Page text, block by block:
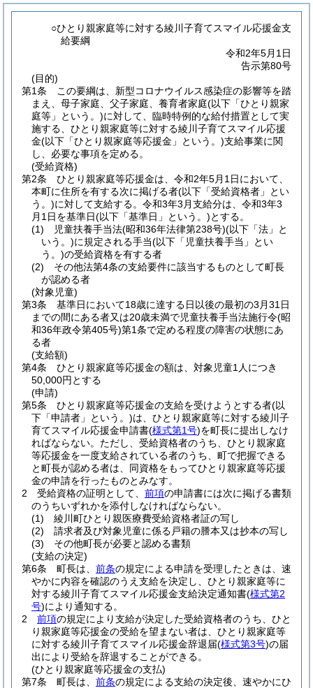
○ひとり親家庭等に対する綾川子育てスマイル応援金支
給要綱
令和2年5月1日
告示第80号
(目的)
第1条
この要綱は、新型コロナウイルス感染症の影響等を踏
まえ、母子家庭、父子家庭、養育者家庭(以下「ひとり親家
庭等」という。)に対して、臨時特例的な給付措置として実
施する、ひとり親家庭等に対する綾川子育てスマイル応援
金(以下「ひとり親家庭等応援金」という。)支給事業に関
し、必要な事項を定める。
(受給資格)
第2条
ひとり親家庭等応援金は、令和2年5月1日において、
本町に住所を有する次に掲げる者(以下「受給資格者」とい
う。)に対して支給する。 令和3年3月支給分は、令和3年3
月1日を基準日(以下「基準日」という。)とする。
(1)
児童扶養手当法(昭和36年法律第238号)(以下「法」と
いう。)に規定される手当(以下「児童扶養手当」とい
う。)の受給資格を有する者
(2)
その他法第4条の支給要件に該当するものとして町長
が認める者
(対象児童)
第3条
基準日において18歳に達する日以後の最初の3月31日
までの間にある者又は20歳未満で児童扶養手当法施行令(昭
和36年政令第405号)第1条で定める程度の障害の状態にあ
る者
(支給額)
第4条
ひとり親家庭等応援金の額は、対象児童1人につき
50,000円とする
(申請)
第5条
ひとり親家庭等応援金の支給を受けようとする者(以
下「申請者」という。)は、ひとり親家庭等に対する綾川子
育てスマイル応援金申請書(様式第1号)を町長に提出しなけ
ればならない。 ただし、受給資格者のうち、ひとり親家庭
等応援金を一度支給されている者のうち、町で把握できる
と町長が認める者は、同資格をもってひとり親家庭等応援
金の申請を行ったものとみなす。
2
受給資格の証明として、 前項の申請書には次に掲げる書類
のうちいずれかを添付しなければならない。
(1)
綾川町ひとり親医療費受給資格者証の写し
(2)
請求者及び対象児童に係る戸籍の謄本又は抄本の写し
(3)
その他町長が必要と認める書類
(支給の決定)
第6条
町長は、 前条の規定による申請を受理したときは、速
やかに内容を確認のうえ支給を決定し、ひとり親家庭等に
対する綾川子育てスマイル応援金支給決定通知書(様式第2
号)により通知する。
2
前項の規定により支給が決定した受給資格者のうち、ひと
り親家庭等応援金の受給を望まない者は、ひとり親家庭等
に対する綾川子育てスマイル応援金辞退届(様式第3号)の届
出により受給を辞退することができる。
(ひとり親家庭等応援金の支払)
第7条
町長は、 前条の規定による支給の決定後、速やかにひ